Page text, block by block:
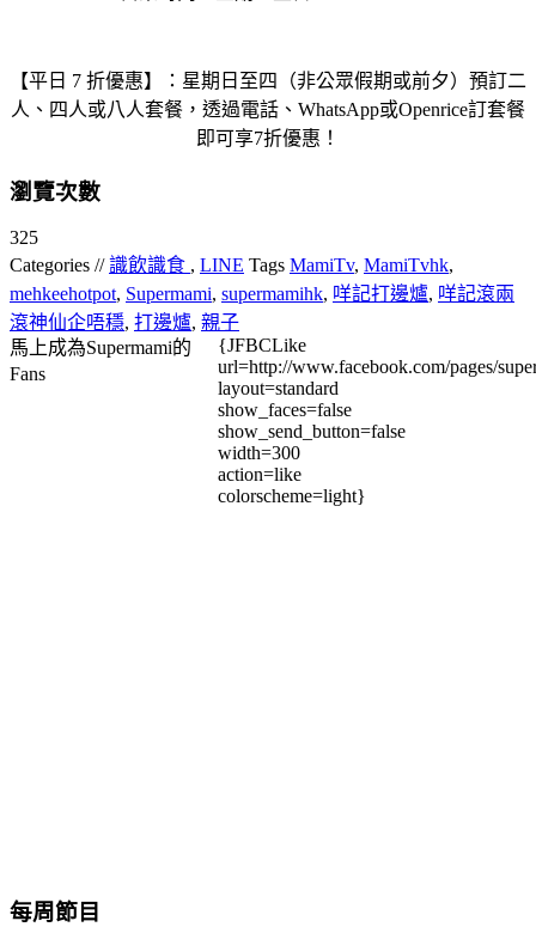
【平日 7 折優惠】：星期日至四（非公眾假期或前夕）預訂二
人、四人或八人套餐，透過電話、WhatsApp或Openrice訂套餐
即可享7折優惠！
瀏覽次數
325
Categories //識飲識食 , LINE Tags MamiTv, MamiTvhk,
mehkeehotpot, Supermami, supermamihk, 咩記打邊爐, 咩記滾兩
滾神仙企唔穩, 打邊爐, 親子
馬上成為Supermami的
Fans
{JFBCLike
url=http://www.facebook.com/pages/
layout=standard
show_faces=false
show_send_button=false
width=300
action=like
colorscheme=light}
每周節目